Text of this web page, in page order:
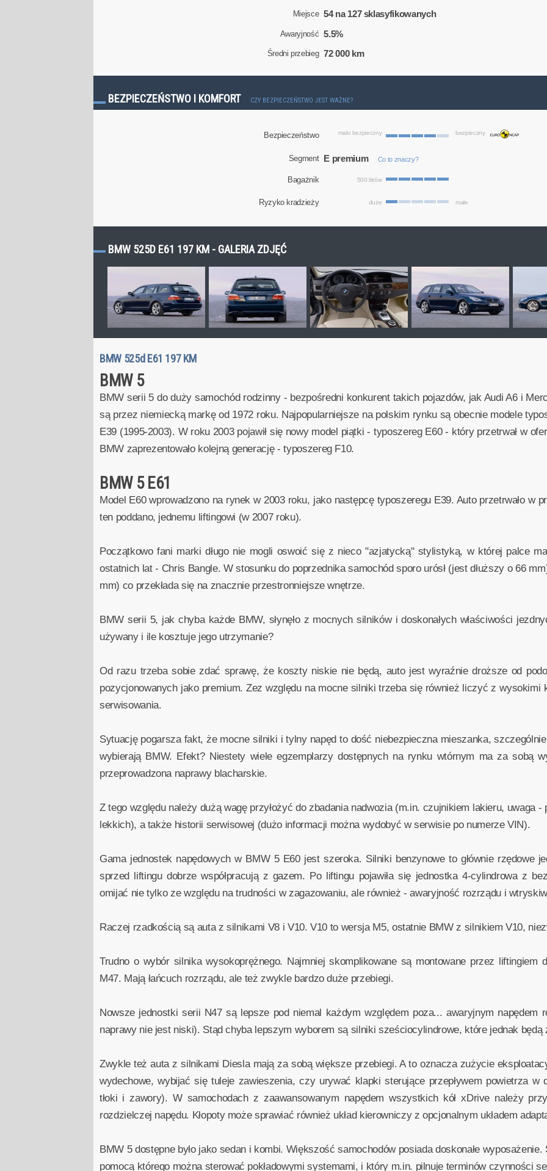
Miejsce 54 na 127 sklasyfikowanych
Awaryjność 5.5%
Średni przebieg 72 000 km
BEZPIECZEŃSTWO I KOMFORT CZY BEZPIECZEŃSTWO JEST WAŻNE?
Bezpieczeństwo mało bezpieczny bezpieczny
Segment E premium Co to znaczy?
Bagażnik 500 litrów
Ryzyko kradzieży duże małe
BMW 525D E61 197 KM - GALERIA ZDJĘĆ
BMW 525d E61 197 KM
BMW 5
BMW serii 5 do duży samochód rodzinny - bezpośredni konkurent takich pojazdów, jak Audi A6 i
są przez niemiecką markę od 1972 roku. Najpopularniejsze na polskim rynku są obecnie modele
E39 (1995-2003). W roku 2003 pojawił się nowy model piątki - typoszereg E60 - który przetrwał w
BMW zaprezentowało kolejną generację - typoszereg F10.
BMW 5 E61
Model E60 wprowadzono na rynek w 2003 roku, jako następcę typoszeregu E39. Auto przetrwało w
ten poddano, jednemu liftingowi (w 2007 roku).
Początkowo fani marki długo nie mogli oswoić się z nieco "azjatycką" stylistyką, w której palce
ostatnich lat - Chris Bangle. W stosunku do poprzednika samochód sporo urósł (jest dłuższy o 66
mm) co przekłada się na znacznie przestronniejsze wnętrze.
BMW serii 5, jak chyba każde BMW, słynęło z mocnych silników i doskonałych właściwości
używany i ile kosztuje jego utrzymanie?
Od razu trzeba sobie zdać sprawę, że koszty niskie nie będą, auto jest wyraźnie droższe od
pozycjonowanych jako premium. Zez względu na mocne silniki trzeba się również liczyć z wysokimi
serwisowania.
Sytuację pogarsza fakt, że mocne silniki i tylny napęd to dość niebezpieczna mieszanka,
wybierają BMW. Efekt? Niestety wiele egzemplarzy dostępnych na rynku wtórnym ma za sobą
przeprowadzona naprawy blacharskie.
Z tego względu należy dużą wagę przyłożyć do zbadania nadwozia (m.in. czujnikiem lakieru, uwaga -
lekkich), a także historii serwisowej (dużo informacji można wydobyć w serwisie po numerze VIN).
Gama jednostek napędowych w BMW 5 E60 jest szeroka. Silniki benzynowe to głównie rzędowe
sprzed liftingu dobrze współpracują z gazem. Po liftingu pojawiła się jednostka 4-cylindrowa z
omijać nie tylko ze względu na trudności w zagazowaniu, ale również - awaryjność rozrządu i
Raczej rzadkością są auta z silnikami V8 i V10. V10 to wersja M5, ostatnie BMW z silnikiem V10,
Trudno o wybór silnika wysokoprężnego. Najmniej skomplikowane są montowane przez liftingiem
M47. Mają łańcuch rozrządu, ale też zwykle bardzo duże przebiegi.
Nowsze jednostki serii N47 są lepsze pod niemal każdym względem poza... awaryjnym napędem
naprawy nie jest niski). Stąd chyba lepszym wyborem są silniki sześciocylindrowe, które jednak będą
Zwykle też auta z silnikami Diesla mają za sobą większe przebiegi. A to oznacza zużycie
wydechowe, wybijać się tuleje zawieszenia, czy urywać klapki sterujące przepływem powietrza
tłoki i zawory). W samochodach z zaawansowanym napędem wszystkich kół xDrive należy
rozdzielczej napędu. Kłopoty może sprawiać również układ kierowniczy z opcjonalnym układem
BMW 5 dostępne było jako sedan i kombi. Większość samochodów posiada doskonałe
pomocą którego można sterować pokładowymi systemami, i który m.in. pilnuje terminów czynności